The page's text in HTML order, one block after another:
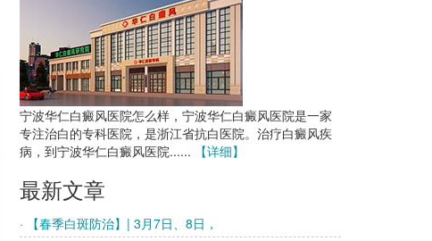
宁波华仁白癜风医院怎么样，宁波华仁白癜风医院是一家
专注治白的专科医院，是浙江省抗白医院。治疗白癜风疾
病，到宁波华仁白癜风医院......
【详细】
最新文章
· 【春季白斑防治】| 3月7日、8日，